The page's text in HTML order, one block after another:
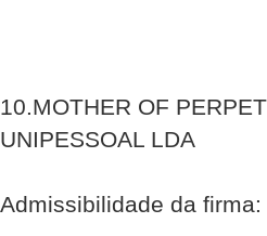
10.MOTHER OF
UNIPESSOAL LDA
Admissibilidade da